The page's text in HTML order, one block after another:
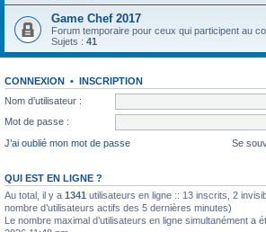
Game Chef 2017
Forum temporaire pour ceux qui participent au
Sujets : 41
CONNEXION • INSCRIPTION
Nom d’utilisateur :
Mot de passe :
J’ai oublié mon mot de passe
Se
QUI EST EN LIGNE ?
Au total, il y a 1341 utilisateurs en ligne :: 13 inscrits, 2
nombre d’utilisateurs actifs des 5 dernières minutes)
Le nombre maximal d’utilisateurs en ligne simultanément a